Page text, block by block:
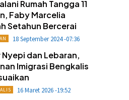
Rumah Tangga 11
Faby Marcelia
Setahun Bercerai
18 September 2024 -07:36
Nyepi dan Lebaran,
Imigrasi Bengkalis
16 Maret 2026 -19:52